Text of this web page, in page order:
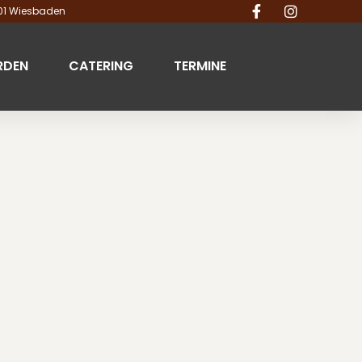
Wiesbaden
CATERING TERMINE